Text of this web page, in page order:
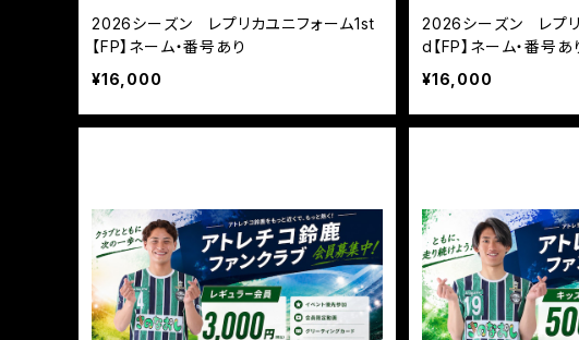
2026シーズン レプリカユニフォーム1st
【FP】ネーム・番号あり
¥16,000
2026シーズン レプリ
d【FP】ネーム・番号
¥16,000